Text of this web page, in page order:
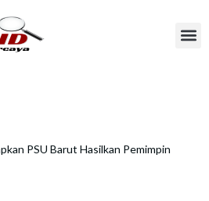
PSU Barut Hasilkan Pemimpin